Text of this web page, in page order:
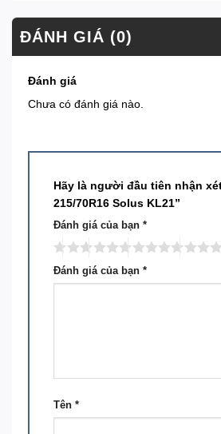
ĐÁNH GIÁ (0)
Đánh giá
Chưa có đánh giá nào.
Hãy là người đầu tiên nhận
215/70R16 Solus KL21”
Đánh giá của bạn *
Đánh giá của bạn *
Tên *